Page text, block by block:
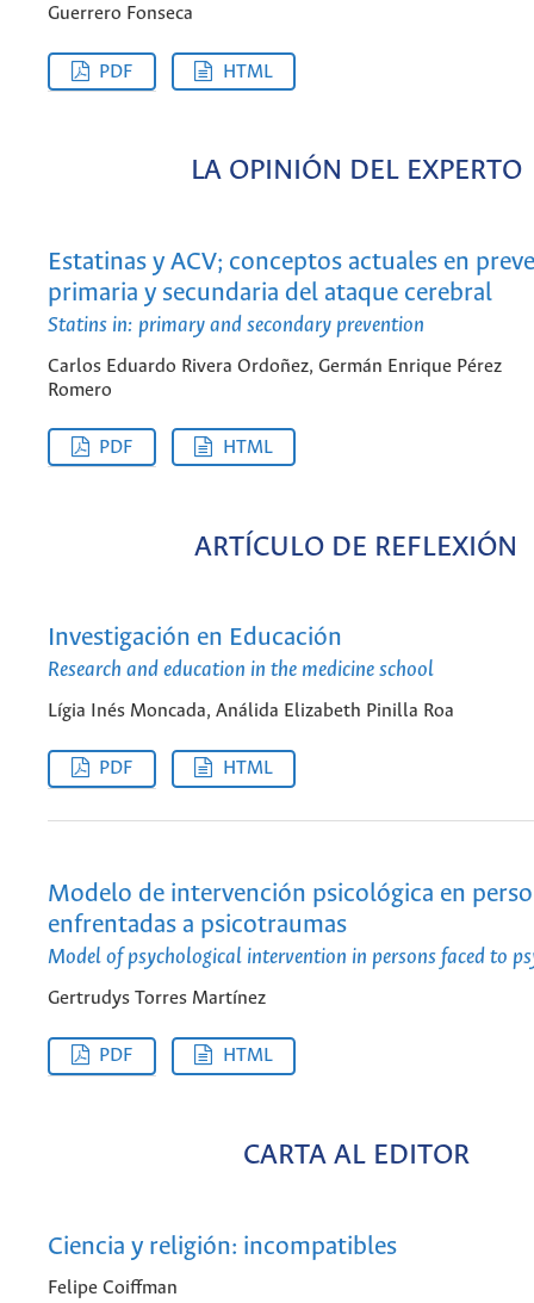
Guerrero Fonseca
PDF HTML
LA OPINIÓN DEL EXPERTO
Estatinas y ACV; conceptos actuales en
primaria y secundaria del ataque cerebral
Statins in: primary and secondary prevention
Carlos Eduardo Rivera Ordoñez, Germán Enrique Pérez
Romero
PDF HTML
ARTÍCULO DE REFLEXIÓN
Investigación en Educación
Research and education in the medicine school
Lígia Inés Moncada, Análida Elizabeth Pinilla Roa
PDF HTML
Modelo de intervención psicológica en
enfrentadas a psicotraumas
Model of psychological intervention in persons faced to
Gertrudys Torres Martínez
PDF HTML
CARTA AL EDITOR
Ciencia y religión: incompatibles
Felipe Coiffman